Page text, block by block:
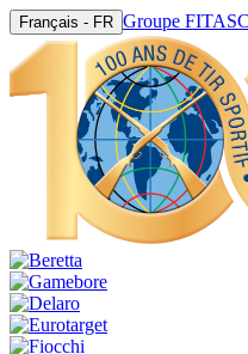
Français - FR Groupe